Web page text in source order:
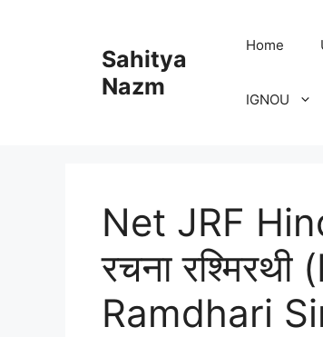
Sahitya
Nazm
Home
IGNOU
Net JRF
रचना
Ramdhari